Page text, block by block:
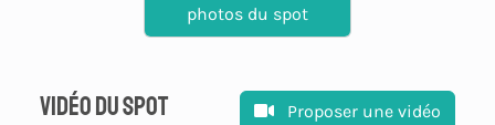
photos du spot
Vidéo du spot Proposer une vidéo